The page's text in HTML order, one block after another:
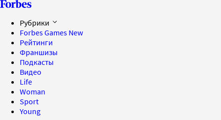
Рубрики
Forbes Games New
Рейтинги
Франшизы
Подкасты
Видео
Life
Woman
Sport
Young